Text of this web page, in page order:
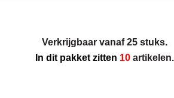
Verkrijgbaar vanaf 25 stuks.
In dit pakket zitten 10 artikelen.